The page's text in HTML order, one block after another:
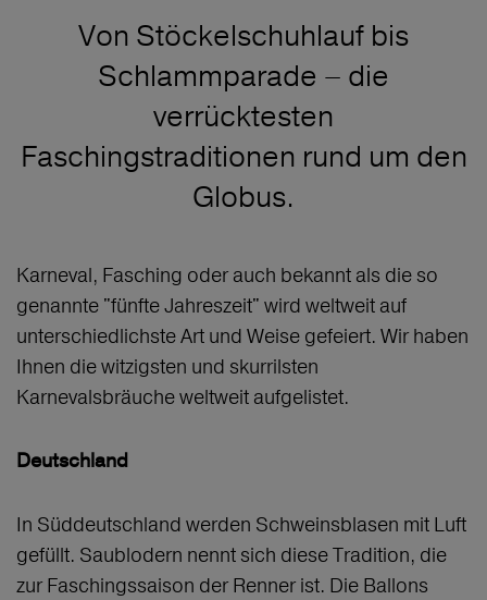
Von Stöckelschuhlauf bis
Schlammparade – die
verrücktesten
Faschingstraditionen rund um den
Globus.
Karneval, Fasching oder auch bekannt als die so
genannte "fünfte Jahreszeit" wird weltweit auf
unterschiedlichste Art und Weise gefeiert. Wir haben
Ihnen die witzigsten und skurrilsten
Karnevalsbräuche weltweit aufgelistet.
Deutschland
In Süddeutschland werden Schweinsblasen mit Luft
gefüllt. Saublodern nennt sich diese Tradition, die
zur Faschingssaison der Renner ist. Die Ballons